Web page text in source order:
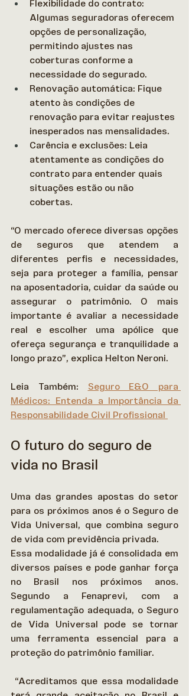
Flexibilidade do contrato:
Algumas seguradoras oferecem
opções de personalização,
permitindo ajustes nas
coberturas conforme a
necessidade do segurado.
Renovação automática: Fique
atento às condições de
renovação para evitar reajustes
inesperados nas mensalidades.
Carência e exclusões: Leia
atentamente as condições do
contrato para entender quais
situações estão ou não
cobertas.
“O mercado oferece diversas opções
de seguros que atendem a
diferentes perfis e necessidades,
seja para proteger a família, pensar
na aposentadoria, cuidar da saúde ou
assegurar o patrimônio. O mais
importante é avaliar a necessidade
real e escolher uma apólice que
ofereça segurança e tranquilidade a
longo prazo”, explica Helton Neroni.
Leia Também: Seguro E&O para
Médicos: Entenda a Importância da
Responsabilidade Civil Profissional
O futuro do seguro de
vida no Brasil
Uma das grandes apostas do setor
para os próximos anos é o Seguro de
Vida Universal, que combina seguro
de vida com previdência privada.
Essa modalidade já é consolidada em
diversos países e pode ganhar força
no Brasil nos próximos anos.
Segundo a Fenaprevi, com a
regulamentação adequada, o Seguro
de Vida Universal pode se tornar
uma ferramenta essencial para a
proteção do patrimônio familiar.
“Acreditamos que essa modalidade